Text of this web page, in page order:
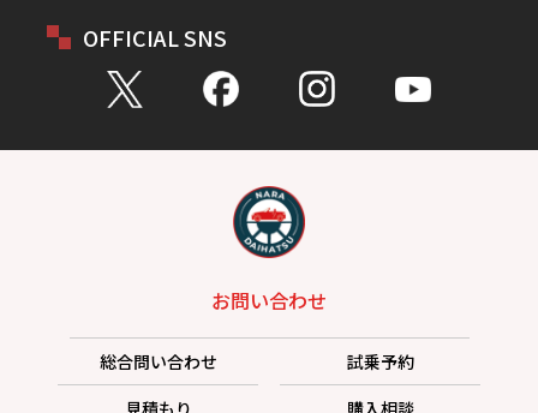
OFFICIAL SNS
お問い合わせ
総合問い合わせ
試乗予約